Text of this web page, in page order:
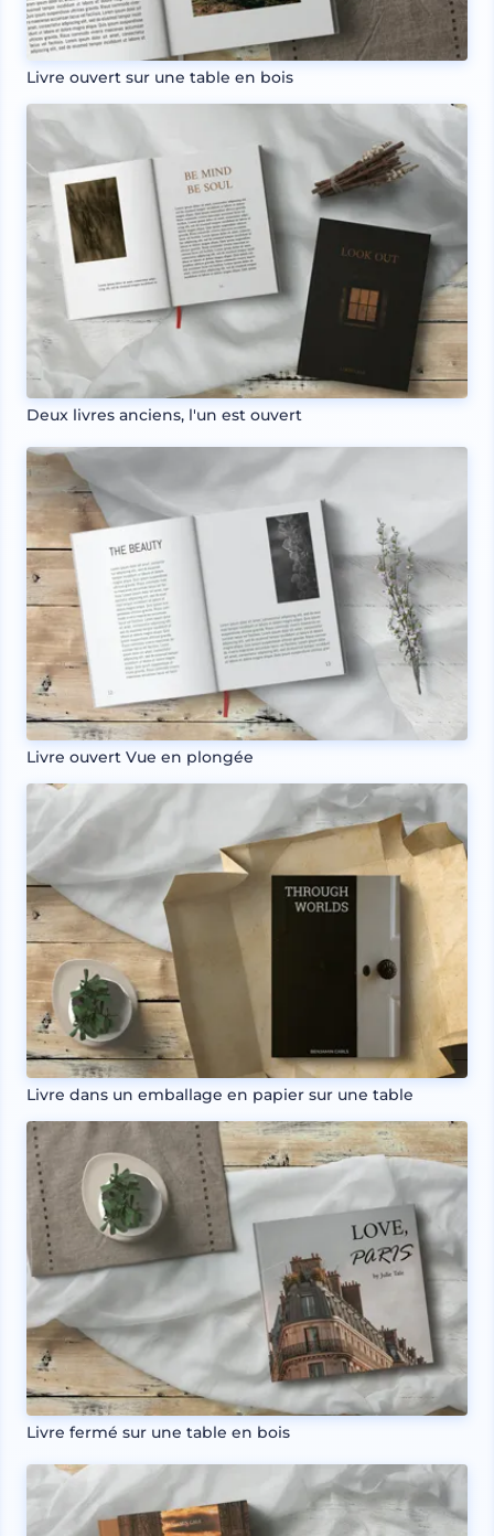
Livre ouvert sur une table en bois
Deux livres anciens, l'un est ouvert
Livre ouvert Vue en plongée
Livre dans un emballage en papier sur une table
Livre fermé sur une table en bois